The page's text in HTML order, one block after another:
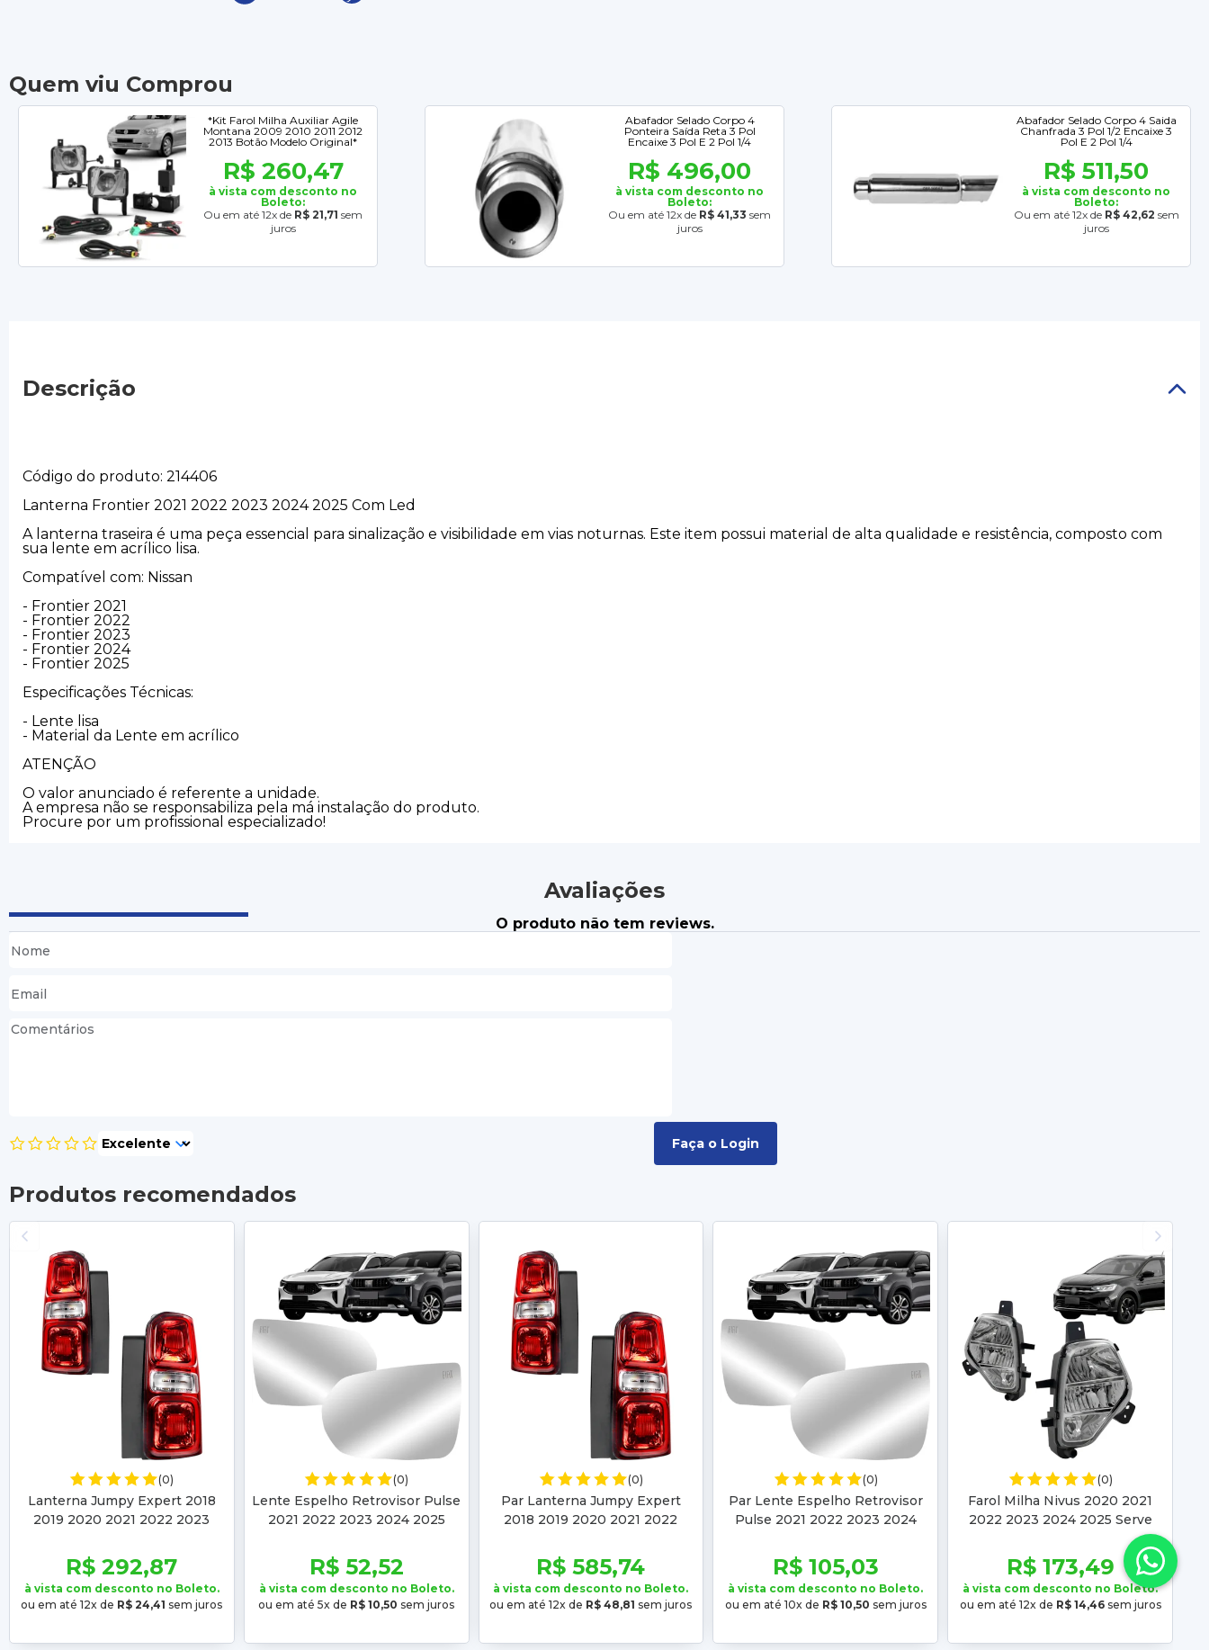
Quem viu Comprou
*Kit Farol Milha Auxiliar Agile
Montana 2009 2010 2011 2012
2013 Botão Modelo Original*
R$ 260,47
à vista com desconto no
Boleto:
Ou em até 12x de R$ 21,71 sem
juros
Abafador Selado Corpo 4
Ponteira Saída Reta 3 Pol
Encaixe 3 Pol E 2 Pol 1/4
R$ 496,00
à vista com desconto no
Boleto:
Ou em até 12x de R$ 41,33 sem
juros
Abafador Selado Corpo 4 Saida
Chanfrada 3 Pol 1/2 Encaixe 3
Pol E 2 Pol 1/4
R$ 511,50
à vista com desconto no
Boleto:
Ou em até 12x de R$ 42,62 sem
juros
Descrição
Código do produto: 214406
Lanterna Frontier 2021 2022 2023 2024 2025 Com Led
A lanterna traseira é uma peça essencial para sinalização e visibilidade em vias noturnas. Este item possui material de alta qualidade e resistência, composto com
sua lente em acrílico lisa.
Compatível com: Nissan
- Frontier 2021
- Frontier 2022
- Frontier 2023
- Frontier 2024
- Frontier 2025
Especificações Técnicas:
- Lente lisa
- Material da Lente em acrílico
ATENÇÃO
O valor anunciado é referente a unidade.
A empresa não se responsabiliza pela má instalação do produto.
Procure por um profissional especializado!
Avaliações
O produto não tem reviews.
Faça o Login
Produtos recomendados
(0)
Lanterna Jumpy Expert 2018
2019 2020 2021 2022 2023
2024 2025 2026
R$ 292,87
à vista com desconto no Boleto.
ou em até 12x de R$ 24,41 sem juros
(0)
Lente Espelho Retrovisor Pulse
2021 2022 2023 2024 2025
2026
R$ 52,52
à vista com desconto no Boleto.
ou em até 5x de R$ 10,50 sem juros
(0)
Par Lanterna Jumpy Expert
2018 2019 2020 2021 2022
2023 2024 2025 2026
R$ 585,74
à vista com desconto no Boleto.
ou em até 12x de R$ 48,81 sem juros
(0)
Par Lente Espelho Retrovisor
Pulse 2021 2022 2023 2024
2025 2026
R$ 105,03
à vista com desconto no Boleto.
ou em até 10x de R$ 10,50 sem juros
(0)
Farol Milha Nivus 2020 2021
2022 2023 2024 2025 Serve
Virtus 2024 2025 2026 Amarok
2025
R$ 173,49
à vista com desconto no Boleto.
ou em até 12x de R$ 14,46sem juros